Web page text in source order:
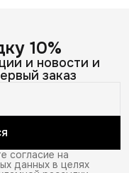
10%
и новости и
заказ
согласие на
данных в целях